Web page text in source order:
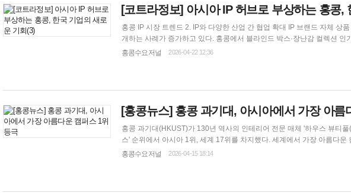
[코트라정보] 아시아 IP 허브로 부상하는 홍콩,
홍콩 IP 시장 트렌드 2. IP와 다양한 산업 간 협업 확대 IP 브랜드 자체 상품 출시를 넘어, 다양한 산업 브랜드가 인기IP와 협업해 마케팅을 전
개하는 사례가 증가하고 있다. 홍콩에서 블라인드 박스·장난감 컬렉션
‘마인크래프트 무비 세트’구매 시 캐릭터 토이를 증정하는 한정판 프로모션을 진행
홍콩수요저널 2026-04-22 12:36
[홍콩뉴스] 홍콩 과기대, 아시아에서 가장 아름
홍콩 과기대(HKUST)가 130년 역사의 인테리어 전문 매체 '하우스 뷰티
스' 순위에서 아시아 1위, 세계 17위를 차지했다. 세계에서 가장 아름다운 캠퍼스 전체 1위의 영예는 미국 플로리다주의 플래글러 대학
(Flagler College)에 돌아갔다. 하우스 뷰티풀은 이번 순위에 오른 대학
홍콩수요저널 2026-04-15 18:14